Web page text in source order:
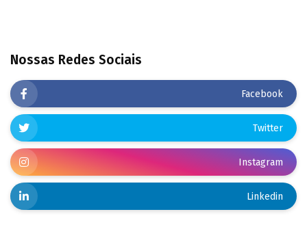
Nossas Redes Sociais
Facebook
Twitter
Instagram
Linkedin